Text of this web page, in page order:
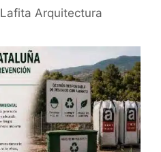
Lafita Arquitectura